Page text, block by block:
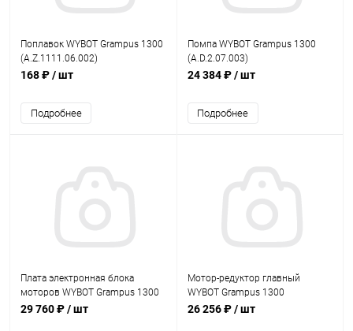
Поплавок WYBOT Grampus 1300
(A.Z.1111.06.002)
168 ₽/ шт
Подробнее
Помпа WYBOT Grampus 1300
(A.D.2.07.003)
24 384 ₽/ шт
Подробнее
Плата электронная блока
моторов WYBOT Grampus 1300
(A.D.2.02.016)
29 760 ₽/ шт
Мотор-редуктор главный
WYBOT Grampus 1300
(A.D.2.07.002)
26 256 ₽/ шт